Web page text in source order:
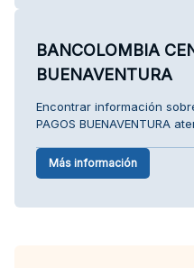
BANCOLOMBIA
BUENAVENTURA
Encontrar información
PAGOS BUENAVENTURA
Más información